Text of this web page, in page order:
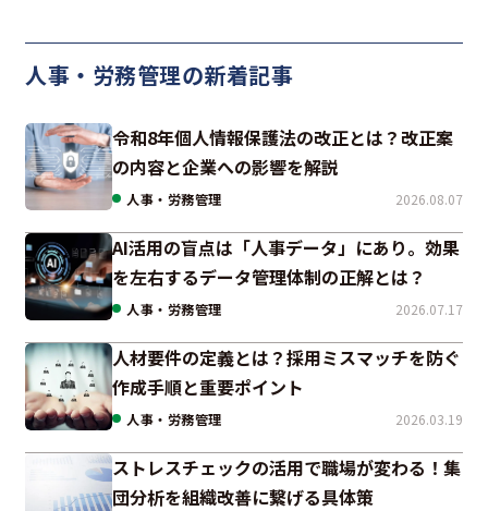
人事・労務管理の新着記事
令和8年個人情報保護法の改正とは？改正案
の内容と企業への影響を解説
人事・労務管理 2026.08.07
AI活用の盲点は「人事データ」にあり。効果
を左右するデータ管理体制の正解とは？
人事・労務管理 2026.07.17
人材要件の定義とは？採用ミスマッチを防ぐ
作成手順と重要ポイント
人事・労務管理 2026.03.19
ストレスチェックの活用で職場が変わる！集
団分析を組織改善に繋げる具体策